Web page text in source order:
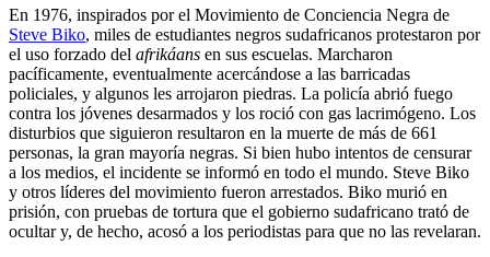
En 1976, inspirados por el Movimiento de Conciencia Negra de
Steve Biko, miles de estudiantes negros sudafricanos protestaron por
el uso forzado del afrikáans en sus escuelas. Marcharon
pacíficamente, eventualmente acercándose a las barricadas
policiales, y algunos les arrojaron piedras. La policía abrió fuego
contra los jóvenes desarmados y los roció con gas lacrimógeno. Los
disturbios que siguieron resultaron en la muerte de más de 661
personas, la gran mayoría negras. Si bien hubo intentos de censurar
a los medios, el incidente se informó en todo el mundo. Steve Biko
y otros líderes del movimiento fueron arrestados. Biko murió en
prisión, con pruebas de tortura que el gobierno sudafricano trató de
ocultar y, de hecho, acosó a los periodistas para que no las revelaran.